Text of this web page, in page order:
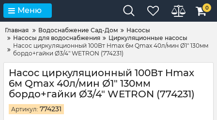
Меню 0
Главная Водоснабжение Сад-Дом
Насосы
Насосы для водоснабжения
Циркуляционные насосы
Насос циркуляционный 100Вт Hmax 6м Qmax 40л/мин Ø1" 130мм
бордо+гайки Ø3/4″ WETRON (774231)
Насос циркуляционный 100Вт Hmax
6м Qmax 40л/мин Ø1" 130мм
бордо+гайки Ø3/4″ WETRON (774231)
Артикул: 774231